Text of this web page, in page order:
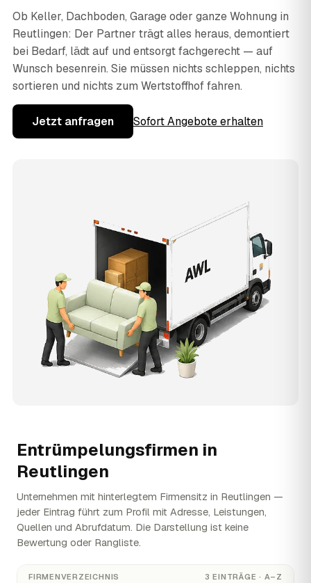
Ob Keller, Dachboden, Garage oder ganze Wohnung in
Reutlingen: Der Partner trägt alles heraus, demontiert
bei Bedarf, lädt auf und entsorgt fachgerecht — auf
Wunsch besenrein. Sie müssen nichts schleppen, nichts
sortieren und nichts zum Wertstoffhof fahren.
Jetzt anfragen Sofort Angebote erhalten
Entrümpelungsfirmen in
Reutlingen
Unternehmen mit hinterlegtem Firmensitz in Reutlingen —
jeder Eintrag führt zum Profil mit Adresse, Leistungen,
Quellen und Abrufdatum. Die Darstellung ist keine
Bewertung oder Rangliste.
FIRMENVERZEICHNIS 3 EINTRÄGE · A–Z